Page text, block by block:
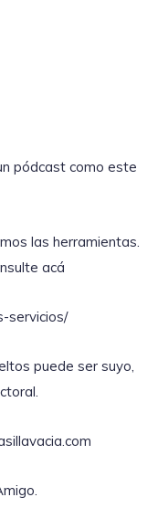
pódcast como este
las herramientas.
acá
servicios/
puede ser suyo,